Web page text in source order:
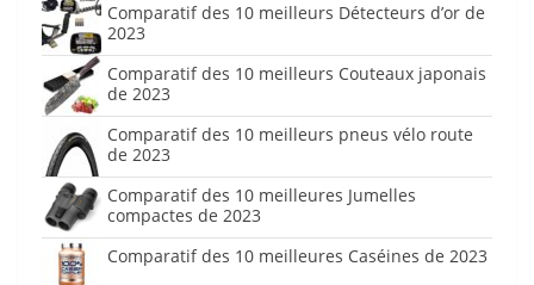
Comparatif des 10 meilleurs Détecteurs d’or de
2023
Comparatif des 10 meilleurs Couteaux japonais
de 2023
Comparatif des 10 meilleurs pneus vélo route
de 2023
Comparatif des 10 meilleures Jumelles
compactes de 2023
Comparatif des 10 meilleures Caséines de 2023